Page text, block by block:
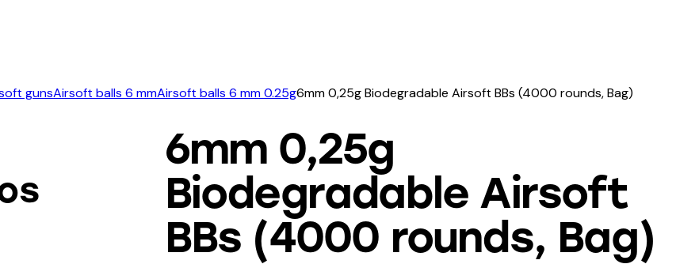
gunsAirsoft balls 6 mmAirsoft balls 6 mm 0.25g6mm 0,25g Biodegradable Airsoft BBs (4000 rounds, Bag)
6mm 0,25g
Biodegradable Airsoft
BBs (4000 rounds, Bag)